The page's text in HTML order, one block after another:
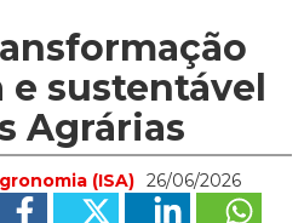
sustentável
Agrárias
(ISA) 26/06/2026